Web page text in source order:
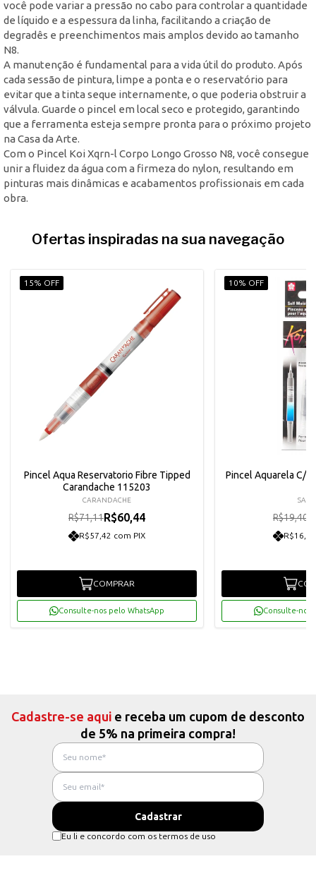
você pode variar a pressão no cabo para controlar a quantidade
de líquido e a espessura da linha, facilitando a criação de
degradês e preenchimentos mais amplos devido ao tamanho
N8.
A manutenção é fundamental para a vida útil do produto. Após
cada sessão de pintura, limpe a ponta e o reservatório para
evitar que a tinta seque internamente, o que poderia obstruir a
válvula. Guarde o pincel em local seco e protegido, garantindo
que a ferramenta esteja sempre pronta para o próximo projeto
na Casa da Arte.
Com o Pincel Koi Xqrn-l Corpo Longo Grosso N8, você consegue
unir a fluidez da água com a firmeza do nylon, resultando em
pinturas mais dinâmicas e acabamentos profissionais em cada
obra.
Ofertas inspiradas na sua navegação
15% OFF
Pincel Aqua Reservatorio Fibre Tipped
Carandache 115203
CARANDACHE
R$71,11R$60,44
R$57,42 com PIX
COMPRAR
Consulte-nos pelo WhatsApp
10% OFF
Pincel Aquarela C/
R$19,40
Consulte-nos
Cadastre-se aqui e receba um cupom de desconto
de 5% na primeira compra!
Eu li e concordo com os termos de uso